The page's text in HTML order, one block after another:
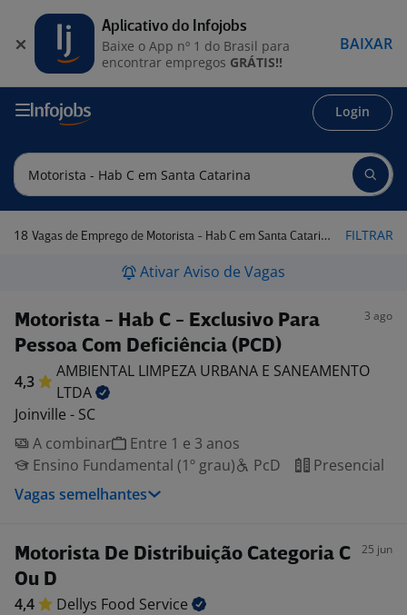
Login
18 Vagas de Emprego de Motorista - Hab C em Santa Catarina FILTRAR
Ativar Aviso de Vagas
Motorista - Hab C - Exclusivo Para
Pessoa Com Deficiência (PCD)
3 ago
4,3
AMBIENTAL LIMPEZA URBANA E SANEAMENTO
LTDA
Joinville - SC
A combinar
Entre 1 e 3 anos
Ensino Fundamental (1º grau)
PcD
Presencial
Vagas semelhantes
Motorista De Distribuição Categoria C
Ou D
25 jun
4,4 Dellys Food Service
Aplicativo do Infojobs
Baixe o App nº 1 do Brasil para
encontrar empregos GRÁTIS!!
BAIXAR